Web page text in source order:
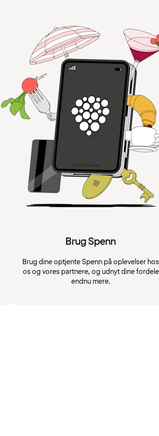
Brug Spenn
Brug dine optjente Spenn på oplevelser hos
os og vores partnere, og udnyt dine fordele
endnu mere.